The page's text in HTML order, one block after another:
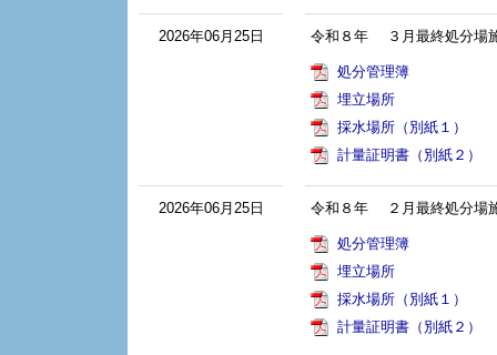
2026年06月25日 令和８年 ３月最終処分場
処分管理簿
埋立場所
採水場所（別紙１）
計量証明書（別紙２）
2026年06月25日 令和８年 ２月最終処分場
処分管理簿
埋立場所
採水場所（別紙１）
計量証明書（別紙２）